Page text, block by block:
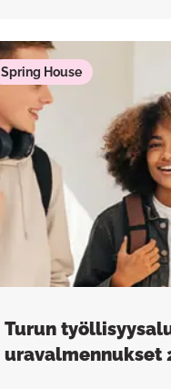
Spring House
Turun
uravalmennukset